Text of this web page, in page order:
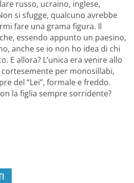
russo, ucraino, inglese,
si sfugge, qualcuno avrebbe
fare una grama figura. Il
essendo appunto un paesino,
anche se io non ho idea di chi
E allora? L’unica era venire allo
per monosillabi,
del “Lei”, formale e freddo.
la figlia sempre sorridente?